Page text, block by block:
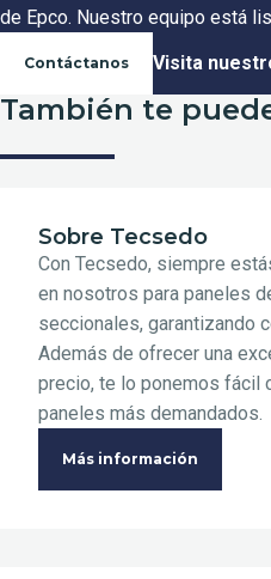
de Epco. Nuestro equipo está
Contáctanos Visita
También te
Sobre Tecsedo
Con Tecsedo, siempre
en nosotros para paneles
seccionales, garantizando
Además de ofrecer una
precio, te lo ponemos fácil
paneles más demandados.
Más información